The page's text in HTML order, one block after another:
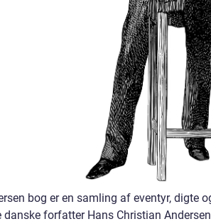
bog er en samling af eventyr, digte
danske forfatter Hans Christian